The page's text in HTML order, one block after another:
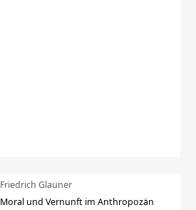
Friedrich Glauner
Moral und Vernunft im Anthropozän